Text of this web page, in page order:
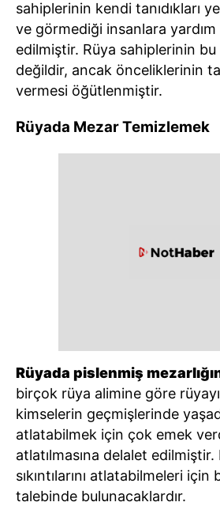
sahiplerinin kendi tanıdıkları
ve görmediği insanlara
edilmiştir. Rüya sahiplerinin bu
değildir, ancak önceliklerinin
vermesi öğütlenmiştir.
Rüyada Mezar Temizlemek
Rüyada pislenmiş
birçok rüya alimine göre
kimselerin geçmişlerinde
atlatabilmek için çok emek
atlatılmasına delalet
sıkıntılarını atlatabilmeleri
talebinde bulunacaklardır.